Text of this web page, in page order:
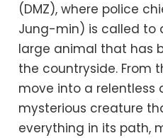
(DMZ), where police
Jung-min) is called to
large animal that has
the countryside. From
move into a
mysterious creature
everything in its path,